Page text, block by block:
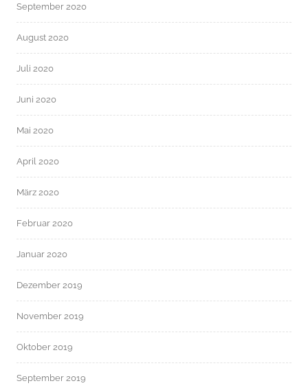
September 2020
August 2020
Juli 2020
Juni 2020
Mai 2020
April 2020
März 2020
Februar 2020
Januar 2020
Dezember 2019
November 2019
Oktober 2019
September 2019